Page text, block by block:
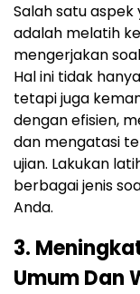
Salah satu
adalah melatih
mengerjakan
Hal ini tidak
tetapi juga
dengan efisien,
dan mengatasi
ujian. Lakukan
berbagai jenis
Anda.
3.
Umum Dan